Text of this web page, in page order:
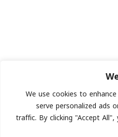
We use cookies to
serve personalized ads
traffic. By clicking "Accept